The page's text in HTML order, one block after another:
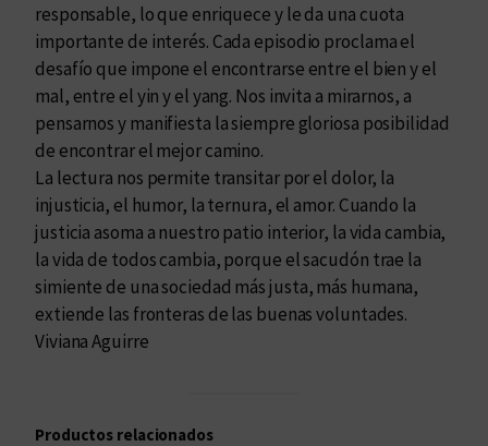
responsable, lo que enriquece y le da una cuota
importante de interés. Cada episodio proclama el
desafío que impone el encontrarse entre el bien y el
mal, entre el yin y el yang. Nos invita a mirarnos, a
pensarnos y manifiesta la siempre gloriosa posibilidad
de encontrar el mejor camino.
La lectura nos permite transitar por el dolor, la
injusticia, el humor, la ternura, el amor. Cuando la
justicia asoma a nuestro patio interior, la vida cambia,
la vida de todos cambia, porque el sacudón trae la
simiente de una sociedad más justa, más humana,
extiende las fronteras de las buenas voluntades.
Viviana Aguirre
Productos relacionados